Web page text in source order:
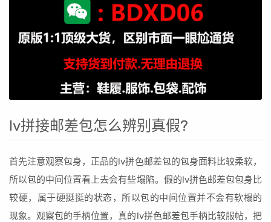
lv拼接邮差包怎么辨别真假?
首先注意观察包身，正品的lv拼色邮差包的包身面料比较柔软，
所以包的中间位置看上去会有些塌陷。假的lv拼色邮差包包身比
较硬，属于硬挺挺的状态，所以包的中间位置并不会有软榻的
现象。观察包的手柄位置，真的lv拼色邮差包手柄比较服帖，把